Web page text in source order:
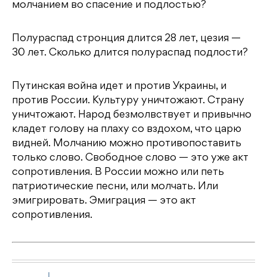
молчанием во спасение и подлостью?
Полураспад стронция длится 28 лет, цезия —
30 лет. Сколько длится полураспад подлости?
Путинская война идет и против Украины, и
против России. Культуру уничтожают. Страну
уничтожают. Народ безмолвствует и привычно
кладет голову на плаху со вздохом, что царю
видней. Молчанию можно противопоставить
только слово. Свободное слово — это уже акт
сопротивления. В России можно или петь
патриотические песни, или молчать. Или
эмигрировать. Эмиграция — это акт
сопротивления.